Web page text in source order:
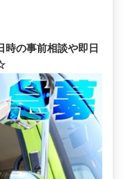
時の事前相談や即日